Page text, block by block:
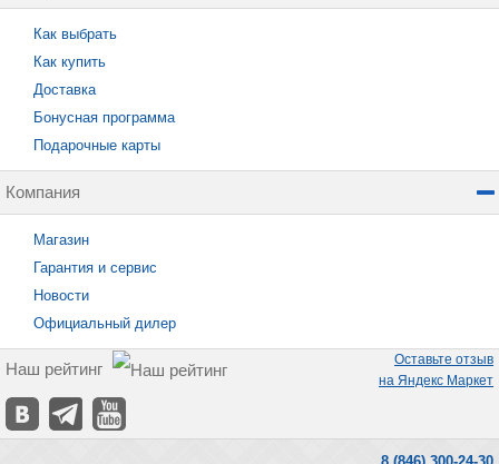
Как выбрать
Как купить
Доставка
Бонусная программа
Подарочные карты
Компания
Магазин
Гарантия и сервис
Новости
Официальный дилер
Наш рейтинг
Оставьте отзыв
на Яндекс Маркет